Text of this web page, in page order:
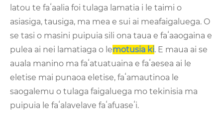
latou te faʻaalia foi tulaga lamatia i le taimi o
asiasiga, tausiga, ma mea e sui ai meafaigaluega. O
se tasi o masini puipuia sili ona taua e faʻaaogaina e
pulea ai nei lamatiaga o lemotusia ki. E maua ai se
auala manino ma faʻatuatuaina e faʻaesea ai le
eletise mai punaoa eletise, faʻamautinoa le
saogalemu o tulaga faigaluega mo tekinisia ma
puipuia le faʻalavelave faʻafuaseʻi.